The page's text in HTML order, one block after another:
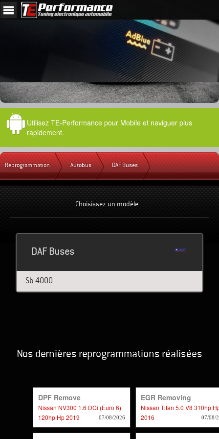
Utilisez TE-Performance pour Mobile et naviguer plus
rapidement.
Reprogrammation Autobus DAF Buses
Choisissez un modèle ...
DAF Buses
Sb 4000
Nos dernières reprogrammations réalisées
DPF Remove
Nissan NV300 1.6 DCi (Euro 6)
120hp Hp 2019
07/08/2026
EGR Removing
Nissan Titan 5.0 V8 310hp
2016
07/08/